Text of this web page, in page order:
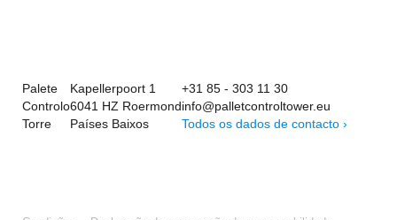
Palete
Controlo
Torre
Kapellerpoort 1
6041 HZ Roermond
Países Baixos
+31 85 - 303 11 30
info@palletcontroltower.eu
Todos os dados de contacto ›